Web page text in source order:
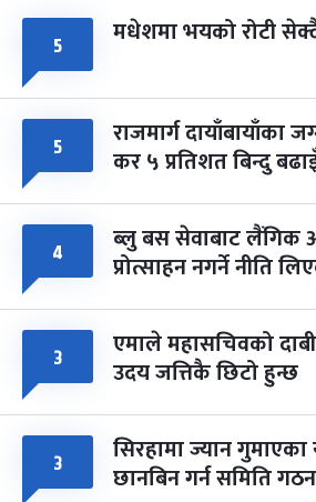
५ मधेशमा भयको रोटी
५ राजमार्ग दायाँबायाँका
कर ५ प्रतिशत बिन्दु
४ ब्लु बस सेवाबाट लैंगिक
प्रोत्साहन नगर्ने नीति
३ एमाले महासचिवको
उदय जत्तिकै छिटो हुन्छ
३ सिरहामा ज्यान
छानबिन गर्न समिति गठन